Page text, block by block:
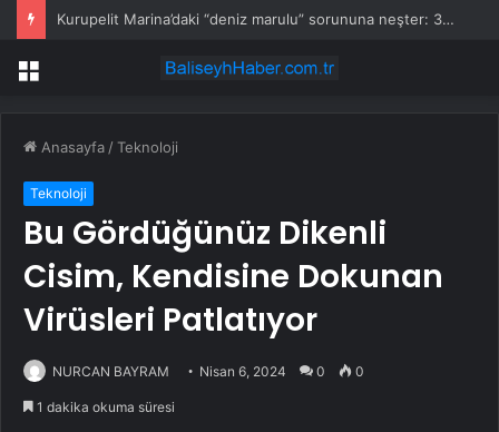
Kurupelit Marina’daki “deniz marulu” sorununa neşter: 345 bin metreküp dip çamuru temizlenecek
Menü
Anasayfa /Teknoloji
Teknoloji
Bu Gördüğünüz Dikenli
Cisim, Kendisine Dokunan
Virüsleri Patlatıyor
NURCAN BAYRAM Nisan 6, 2024 0 0
1 dakika okuma süresi